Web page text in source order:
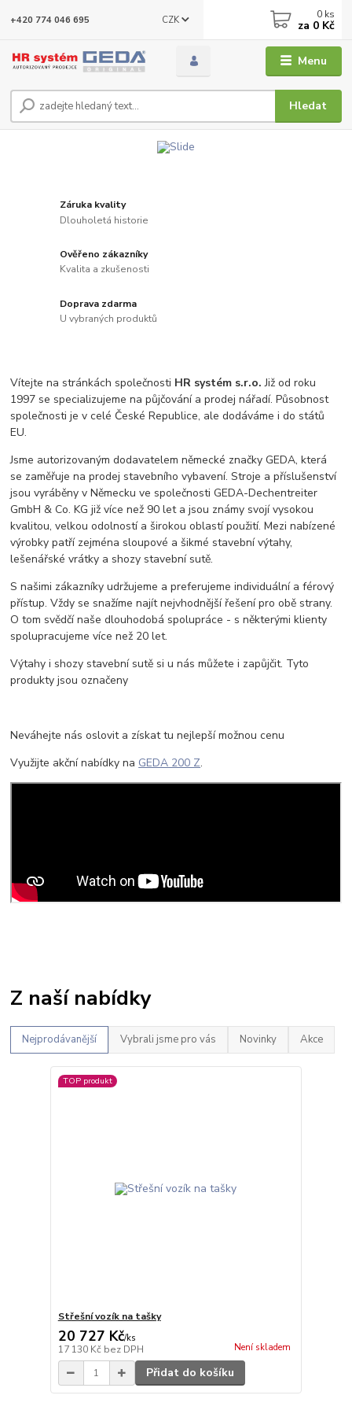
Menu
CZK
Hledat
+420 774 046 695 0 ks
za 0 Kč
Záruka kvality
Dlouholetá historie
Ověřeno zákazníky
Kvalita a zkušenosti
Doprava zdarma
U vybraných produktů
Vítejte na stránkách společnosti HR systém s.r.o. Již od roku
1997 se specializujeme na půjčování a prodej nářadí. Působnost
společnosti je v celé České Republice, ale dodáváme i do států
EU.
Jsme autorizovaným dodavatelem německé značky GEDA, která
se zaměřuje na prodej stavebního vybavení. Stroje a příslušenství
jsou vyráběny v Německu ve společnosti GEDA-Dechentreiter
GmbH & Co. KG již více než 90 let a jsou známy svojí vysokou
kvalitou, velkou odolností a širokou oblastí použití. Mezi nabízené
výrobky patří zejména sloupové a šikmé stavební výtahy,
lešenářské vrátky a shozy stavební sutě.
S našimi zákazníky udržujeme a preferujeme individuální a férový
přístup. Vždy se snažíme najít nejvhodnější řešení pro obě strany.
O tom svědčí naše dlouhodobá spolupráce - s některými klienty
spolupracujeme více než 20 let.
Výtahy i shozy stavební sutě si u nás můžete i zapůjčit. Tyto
produkty jsou označeny
Neváhejte nás oslovit a získat tu nejlepší možnou cenu
Využijte akční nabídky na GEDA 200 Z.
Z naší nabídky
Nejprodávanější Vybrali jsme pro vás Novinky Akce
TOP produkt
Střešní vozík na tašky
20 727 Kč/ks
17 130 Kč bez DPH Není skladem
Přidat do košíku